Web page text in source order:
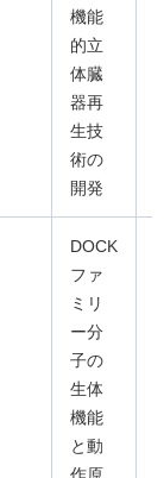
機能
的立
体臓
器再
生技
術の
開発
DOCK
ファ
ミリ
ー分
子の
生体
機能
と動